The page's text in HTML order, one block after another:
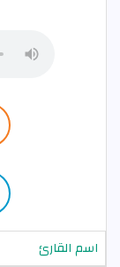
اسم القارئ